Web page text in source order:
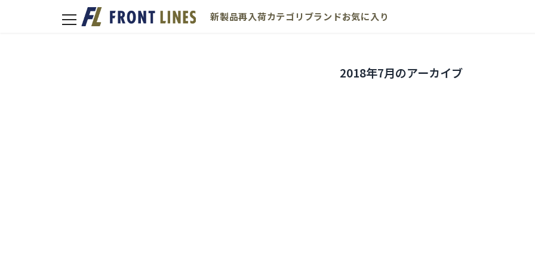
toggle
新製品再入荷カテゴリ ブランドお気に入り
2018年7月のアーカイブ